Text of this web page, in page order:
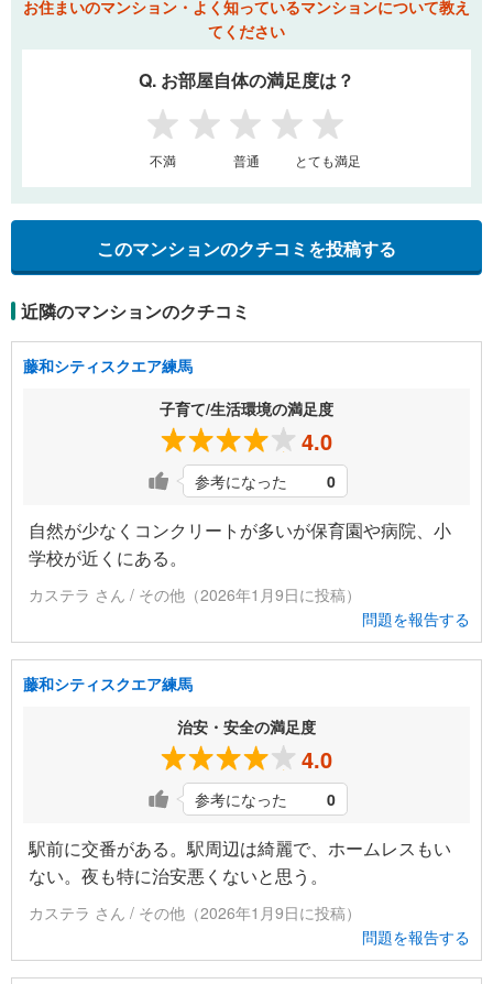
お住まいのマンション・よく知っているマンションについて教え
てください
Q. お部屋自体の満足度は？
1 2 3 4 5
不満 普通 とても満足
このマンションのクチコミを投稿する
近隣のマンションのクチコミ
藤和シティスクエア練馬
子育て/生活環境の満足度
4.0
参考になった 0
自然が少なくコンクリートが多いが保育園や病院、小
学校が近くにある。
カステラ さん / その他（2026年1月9日に投稿）
問題を報告する
藤和シティスクエア練馬
治安・安全の満足度
4.0
参考になった 0
駅前に交番がある。駅周辺は綺麗で、ホームレスもい
ない。夜も特に治安悪くないと思う。
カステラ さん / その他（2026年1月9日に投稿）
問題を報告する